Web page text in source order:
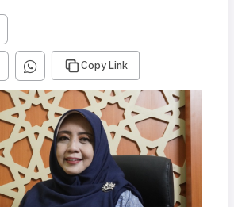
Copy Link